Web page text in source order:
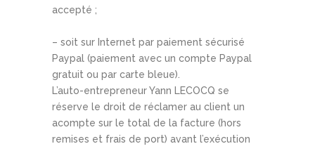
accepté ;
– soit sur Internet par paiement sécurisé
Paypal (paiement avec un compte Paypal
gratuit ou par carte bleue).
L’auto-entrepreneur Yann LECOCQ se
réserve le droit de réclamer au client un
acompte sur le total de la facture (hors
remises et frais de port) avant l’exécution